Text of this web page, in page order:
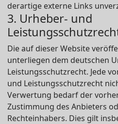
derartige externe Links
3. Urheber- und
Die auf dieser Website
unterliegen dem deutschen
Leistungsschutzrecht. Jede
und Leistungsschutzrecht
Verwertung bedarf der
Zustimmung des Anbieters
Rechteinhabers. Dies gilt